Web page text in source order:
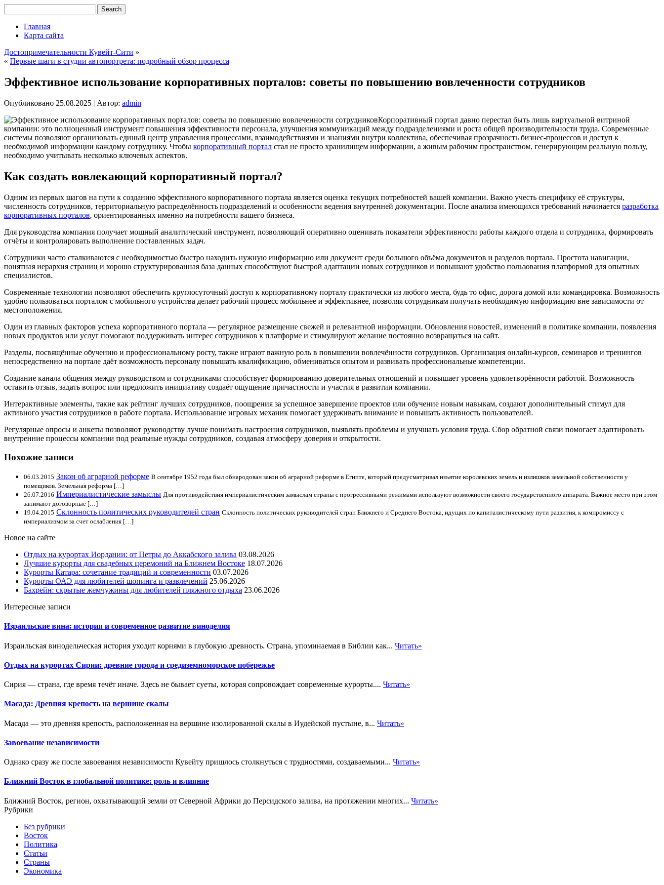
Главная
Карта сайта
Достопримечательности Кувейт-Сити »
« Первые шаги в студии автопортрета: подробный обзор процесса
Эффективное использование корпоративных порталов: советы по повышению вовлеченности сотрудников
Опубликовано 25.08.2025 | Автор: admin
Корпоративный портал давно перестал быть лишь виртуальной витриной
компании: это полноценный инструмент повышения эффективности персонала, улучшения коммуникаций между подразделениями и роста общей производительности труда. Современные
системы позволяют организовать единый центр управления процессами, взаимодействиями и знаниями внутри коллектива, обеспечивая прозрачность бизнес-процессов и доступ к
необходимой информации каждому сотруднику. Чтобы корпоративный портал стал не просто хранилищем информации, а живым рабочим пространством, генерирующим реальную пользу,
необходимо учитывать несколько ключевых аспектов.
Как создать вовлекающий корпоративный портал?
Одним из первых шагов на пути к созданию эффективного корпоративного портала является оценка текущих потребностей вашей компании. Важно учесть специфику её структуры,
численность сотрудников, территориальную распределённость подразделений и особенности ведения внутренней документации. После анализа имеющихся требований начинается разработка
корпоративных порталов, ориентированных именно на потребности вашего бизнеса.
Для руководства компания получает мощный аналитический инструмент, позволяющий оперативно оценивать показатели эффективности работы каждого отдела и сотрудника, формировать
отчёты и контролировать выполнение поставленных задач.
Сотрудники часто сталкиваются с необходимостью быстро находить нужную информацию или документ среди большого объёма документов и разделов портала. Простота навигации,
понятная иерархия страниц и хорошо структурированная база данных способствуют быстрой адаптации новых сотрудников и повышают удобство пользования платформой для опытных
специалистов.
Современные технологии позволяют обеспечить круглосуточный доступ к корпоративному порталу практически из любого места, будь то офис, дорога домой или командировка. Возможность
удобно пользоваться порталом с мобильного устройства делает рабочий процесс мобильнее и эффективнее, позволяя сотрудникам получать необходимую информацию вне зависимости от
местоположения.
Один из главных факторов успеха корпоративного портала — регулярное размещение свежей и релевантной информации. Обновления новостей, изменений в политике компании, появления
новых продуктов или услуг помогают поддерживать интерес сотрудников к платформе и стимулируют желание постоянно возвращаться на сайт.
Разделы, посвящённые обучению и профессиональному росту, также играют важную роль в повышении вовлечённости сотрудников. Организация онлайн-курсов, семинаров и тренингов
непосредственно на портале даёт возможность персоналу повышать квалификацию, обмениваться опытом и развивать профессиональные компетенции.
Создание канала общения между руководством и сотрудниками способствует формированию доверительных отношений и повышает уровень удовлетворённости работой. Возможность
оставить отзыв, задать вопрос или предложить инициативу создаёт ощущение причастности и участия в развитии компании.
Интерактивные элементы, такие как рейтинг лучших сотрудников, поощрения за успешное завершение проектов или обучение новым навыкам, создают дополнительный стимул для
активного участия сотрудников в работе портала. Использование игровых механик помогает удерживать внимание и повышать активность пользователей.
Регулярные опросы и анкеты позволяют руководству лучше понимать настроения сотрудников, выявлять проблемы и улучшать условия труда. Сбор обратной связи помогает адаптировать
внутренние процессы компании под реальные нужды сотрудников, создавая атмосферу доверия и открытости.
Похожие записи
06.03.2015 Закон об аграрной реформе В сентябре 1952 года был обнародован закон об аграрной реформе в Египте, который предусматривал изъятие королевских земель и излишков земельной собственности у
помещиков. Земельная реформа […]
26.07.2016 Империалистические замыслы Для противодействия империалистическим замыслам страны с прогрессивными режимами используют возможности своего государственного аппарата. Важное место при этом
занимают договорные […]
19.04.2015 Склонность политических руководителей стран Склонность политических руководителей стран Ближнего и Среднего Востока, идущих по капиталистическому пути развития, к компромиссу с
империализмом за счет ослабления […]
Новое на сайте
Отдых на курортах Иордании: от Петры до Аккабского залива 03.08.2026
Лучшие курорты для свадебных церемоний на Ближнем Востоке 18.07.2026
Курорты Катара: сочетание традиций и современности 03.07.2026
Курорты ОАЭ для любителей шопинга и развлечений 25.06.2026
Бахрейн: скрытые жемчужины для любителей пляжного отдыха 23.06.2026
Интересные записи
Израильские вина: история и современное развитие виноделия
Израильская винодельческая история уходит корнями в глубокую древность. Страна, упоминаемая в Библии как... Читать»
Отдых на курортах Сирии: древние города и средиземноморское побережье
Сирия — страна, где время течёт иначе. Здесь не бывает суеты, которая сопровождает современные курорты.... Читать»
Масада: Древняя крепость на вершине скалы
Масада — это древняя крепость, расположенная на вершине изолированной скалы в Иудейской пустыне, в... Читать»
Завоевание независимости
Однако сразу же после завоевания независимости Кувейту пришлось столкнуться с трудностями, создаваемыми... Читать»
Ближний Восток в глобальной политике: роль и влияние
Ближний Восток, регион, охватывающий земли от Северной Африки до Персидского залива, на протяжении многих... Читать»
Рубрики
Без рубрики
Восток
Политика
Статьи
Страны
Экономика